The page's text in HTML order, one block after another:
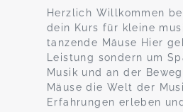
Herzlich Willkommen
dein Kurs für kleine
tanzende Mäuse Hier
Leistung sondern um
Musik und an der
Mäuse die Welt der
Erfahrungen erleben